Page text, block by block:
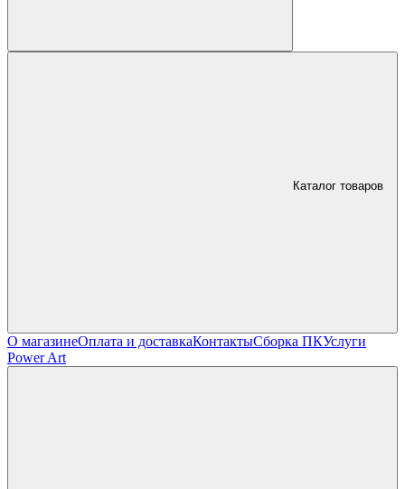
Каталог товаров
О магазинеОплата и доставкаКонтактыСборка ПКУслуги
Power Art